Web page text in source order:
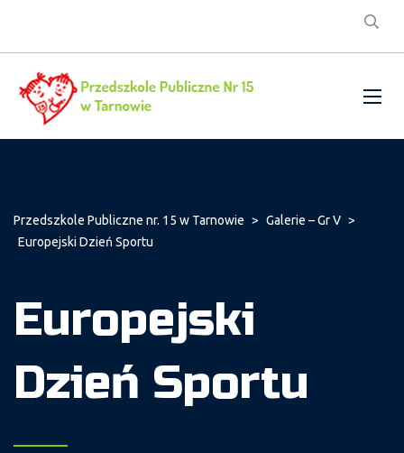
Przedszkole Publiczne nr. 15 w Tarnowie > Galerie – Gr V >
Europejski Dzień Sportu
Europejski
Dzień Sportu